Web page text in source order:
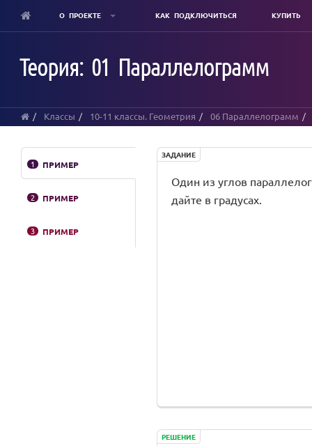
content
О ПРОЕКТЕ КАК ПОДКЛЮЧИТЬСЯ КУПИТЬ
Теория: 01 Параллелограмм
Классы 10-11 классы. Геометрия 06 Параллелограмм
1 ПРИМЕР
2 ПРИМЕР
3 ПРИМЕР
ЗАДАНИЕ
Один из углов
дайте в градусах.
РЕШЕНИЕ